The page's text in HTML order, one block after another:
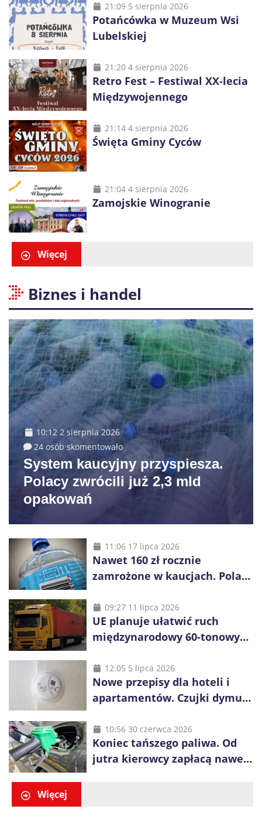
21:09 5 sierpnia 2026
Potańcówka w Muzeum Wsi
Lubelskiej
21:20 4 sierpnia 2026
Retro Fest – Festiwal XX-lecia
Międzywojennego
21:14 4 sierpnia 2026
Święta Gminy Cyców
21:04 4 sierpnia 2026
Zamojskie Winogranie
Więcej
Biznes i handel
10:12 2 sierpnia 2026
24 osób skomentowało
System kaucyjny przyspiesza.
Polacy zwrócili już 2,3 mld
opakowań
11:06 17 lipca 2026
Nawet 160 zł rocznie
zamrożone w kaucjach. Polacy
vouchery
09:27 11 lipca 2026
UE planuje ułatwić ruch
międzynarodowy 60-tonowych
konkurencji
12:05 5 lipca 2026
Nowe przepisy dla hoteli i
apartamentów. Czujki dymu
10:56 30 czerwca 2026
Koniec tańszego paliwa. Od
jutra kierowcy zapłacą nawet
Więcej